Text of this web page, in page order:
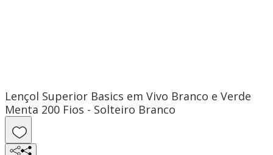
Lençol Superior Basics em Vivo Branco e Verde
Menta 200 Fios - Solteiro Branco